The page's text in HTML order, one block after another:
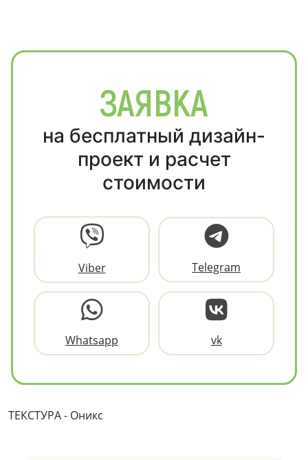
ЗАЯВКА
на бесплатный дизайн-
проект и расчет
стоимости
Viber Telegram
Whatsapp vk
ТЕКСТУРА - Оникс